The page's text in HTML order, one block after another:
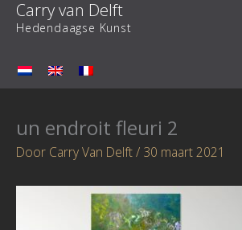
naar
inhoud
Carry van Delft
Hedendaagse Kunst
un endroit fleuri 2
Door Carry Van Delft/ 30 maart 2021